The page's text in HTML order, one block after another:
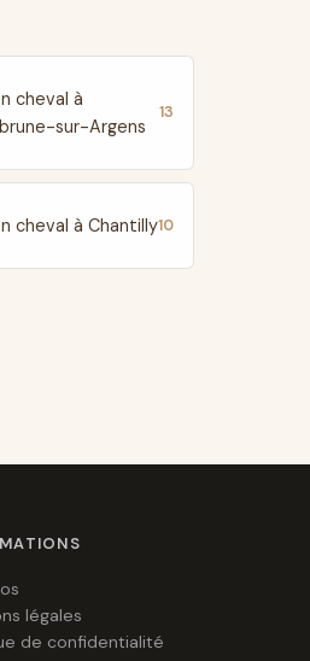
cheval à
sur-Argens
13
cheval à Chantilly10
légales
de confidentialité